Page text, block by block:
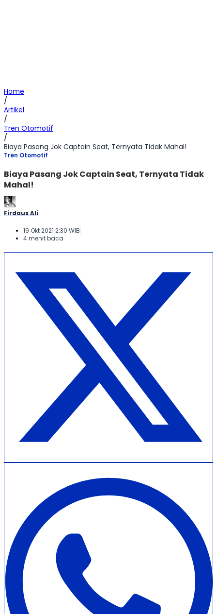
Home
/
Artikel
/
Tren Otomotif
/
Biaya Pasang Jok Captain Seat, Ternyata Tidak Mahal!
Tren Otomotif
Biaya Pasang Jok Captain Seat, Ternyata Tidak
Mahal!
Firdaus Ali
19 Okt 2021 2:30 WIB
4 menit baca